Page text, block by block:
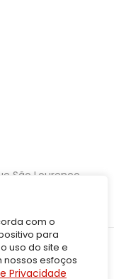
com o
para
uso do site e
esfoços
Privacidade
São Lourenço,
Forte do Leme,
08340-010 | CNPJ: